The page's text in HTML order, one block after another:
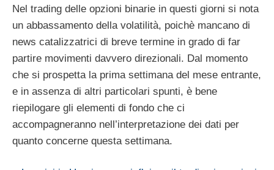
Nel trading delle opzioni binarie in questi giorni si nota
un abbassamento della volatilità, poichè mancano di
news catalizzatrici di breve termine in grado di far
partire movimenti davvero direzionali. Dal momento
che si prospetta la prima settimana del mese entrante,
e in assenza di altri particolari spunti, è bene
riepilogare gli elementi di fondo che ci
accompagneranno nell’interpretazione dei dati per
quanto concerne questa settimana.